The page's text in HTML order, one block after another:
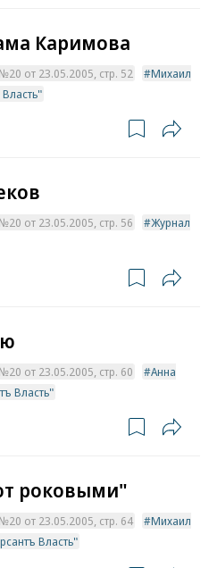
Каримова
от 23.05.2005, стр. 52
Михаил
от 23.05.2005, стр. 56
Журнал
от 23.05.2005, стр. 60
Анна
Власть"
роковыми"
от 23.05.2005, стр. 64
Михаил
Власть"